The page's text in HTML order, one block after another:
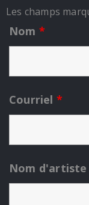
Les champs
Nom *
Courriel *
Nom d'artiste